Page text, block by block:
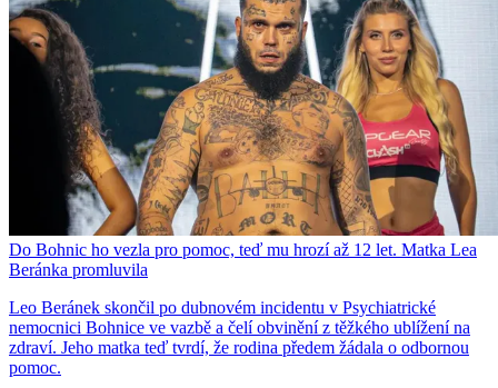
Do Bohnic ho vezla pro pomoc, teď mu hrozí až 12 let. Matka Lea
Beránka promluvila
Leo Beránek skončil po dubnovém incidentu v Psychiatrické
nemocnici Bohnice ve vazbě a čelí obvinění z těžkého ublížení na
zdraví. Jeho matka teď tvrdí, že rodina předem žádala o odbornou
pomoc.